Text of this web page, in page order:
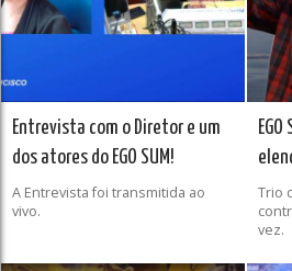
Entrevista com o Diretor e um
dos atores do EGO SUM!
A Entrevista foi transmitida ao
vivo.
Trio
vez.